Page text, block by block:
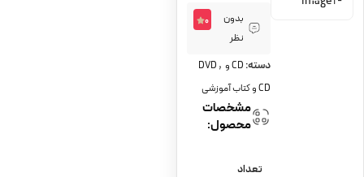
بدون
نظر
0
دسته: CD و DVD ,
CD و کتاب آموزشی
مشخصات
محصول:
تعداد